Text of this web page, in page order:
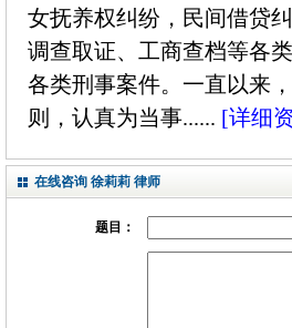
女抚养权纠纷，民间借贷
调查取证、工商查档等各
各类刑事案件。一直以来
则，认真为当事...... [详细
在线咨询 徐莉莉 律师
题目：